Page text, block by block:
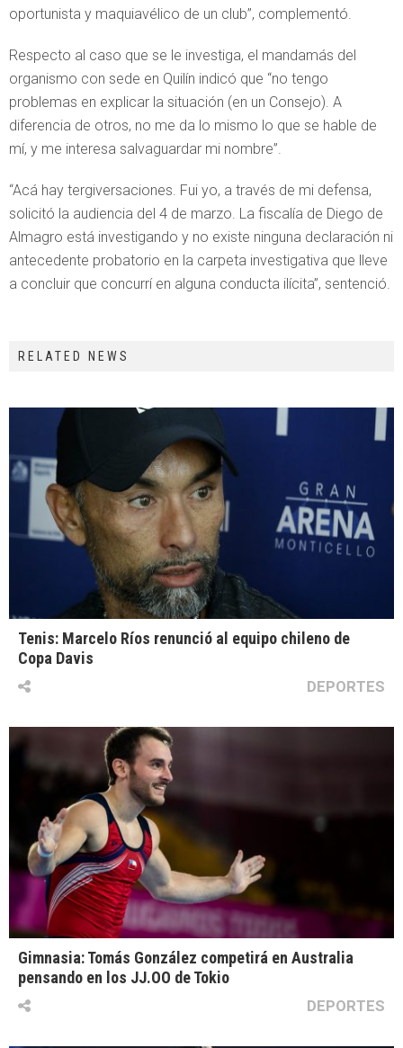
oportunista y maquiavélico de un club”, complementó.
Respecto al caso que se le investiga, el mandamás del
organismo con sede en Quilín indicó que “no tengo
problemas en explicar la situación (en un Consejo). A
diferencia de otros, no me da lo mismo lo que se hable de
mí, y me interesa salvaguardar mi nombre”.
“Acá hay tergiversaciones. Fui yo, a través de mi defensa,
solicitó la audiencia del 4 de marzo. La fiscalía de Diego de
Almagro está investigando y no existe ninguna declaración ni
antecedente probatorio en la carpeta investigativa que lleve
a concluir que concurrí en alguna conducta ilícita”, sentenció.
RELATED NEWS
Tenis: Marcelo Ríos renunció al equipo chileno de
Copa Davis
DEPORTES
Gimnasia: Tomás González competirá en Australia
pensando en los JJ.OO de Tokio
DEPORTES